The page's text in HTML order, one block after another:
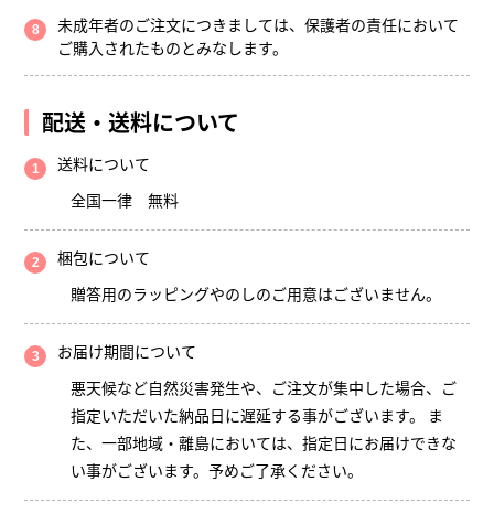
未成年者のご注文につきましては、保護者の責任において
ご購入されたものとみなします。
配送・送料について
送料について
全国一律 無料
梱包について
贈答用のラッピングやのしのご用意はございません。
お届け期間について
悪天候など自然災害発生や、ご注文が集中した場合、ご
指定いただいた納品日に遅延する事がございます。 ま
た、一部地域・離島においては、指定日にお届けできな
い事がございます。予めご了承ください。